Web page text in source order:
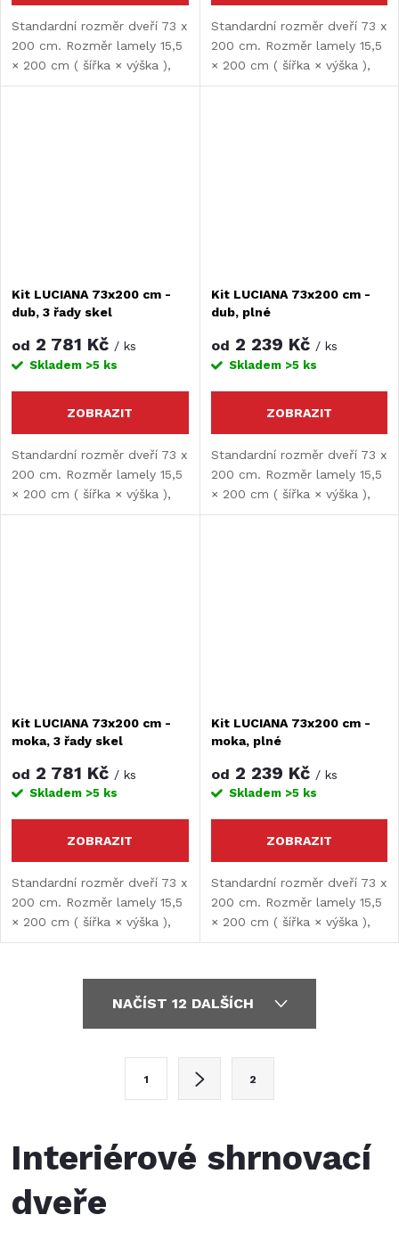
Standardní rozměr dveří 73 x
200 cm. Rozměr lamely 15,5
× 200 cm ( šířka × výška ),
tloušťka lamely 10 mm.
Standardní rozměr dveří 73 x
200 cm. Rozměr lamely 15,5
× 200 cm ( šířka × výška ),
tloušťka lamely 10 mm.
Kit LUCIANA 73x200 cm -
dub, 3 řady skel
od 2 781 Kč / ks
Skladem >5 ks
ZOBRAZIT
Standardní rozměr dveří 73 x
200 cm. Rozměr lamely 15,5
× 200 cm ( šířka × výška ),
tloušťka lamely 10 mm.
Kit LUCIANA 73x200 cm -
dub, plné
od 2 239 Kč / ks
Skladem >5 ks
ZOBRAZIT
Standardní rozměr dveří 73 x
200 cm. Rozměr lamely 15,5
× 200 cm ( šířka × výška ),
tloušťka lamely 10 mm.
Kit LUCIANA 73x200 cm -
moka, 3 řady skel
od 2 781 Kč / ks
Skladem >5 ks
ZOBRAZIT
Standardní rozměr dveří 73 x
200 cm. Rozměr lamely 15,5
× 200 cm ( šířka × výška ),
tloušťka lamely 10 mm.
dveří. Maximální šířka dveří je
Kit LUCIANA 73x200 cm -
moka, plné
od 2 239 Kč / ks
Skladem >5 ks
ZOBRAZIT
Standardní rozměr dveří 73 x
200 cm. Rozměr lamely 15,5
× 200 cm ( šířka × výška ),
tloušťka lamely 10 mm.
dveří. Maximální šířka dveří je
197 cm.
d
a
c
NAČÍST 12 DALŠÍCH
á
n
k
o
1 2
Interiérové shrnovací
dveře